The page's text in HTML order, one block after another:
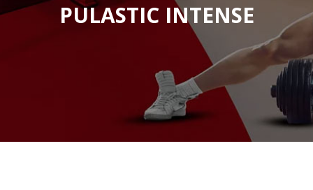
PULASTIC INTENSE